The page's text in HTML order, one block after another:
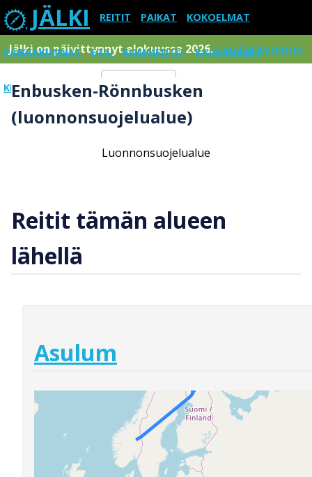
JÄLKI REITIT PAIKAT KOKOELMAT
PAIKKAKUNNAT ETSI KOMMENTIT RAJOITUKSET
KIRJAUDU SISÄÄN Menu
Jälki on päivittynnyt elokuussa 2026.Lue tarkemmin
Enbusken-Rönnbusken
(luonnonsuojelualue)
Luonnonsuojelualue
Reitit tämän alueen
lähellä
Asulum